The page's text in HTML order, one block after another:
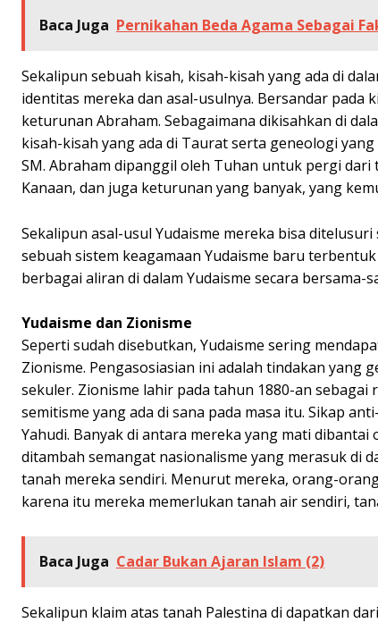
Baca Juga Pernikahan Beda Agama Sebagai
Sekalipun sebuah kisah, kisah-kisah yang ada di
identitas mereka dan asal-usulnya. Bersandar pada
keturunan Abraham. Sebagaimana dikisahkan di
kisah-kisah yang ada di Taurat serta geneologi
SM. Abraham dipanggil oleh Tuhan untuk pergi
Kanaan, dan juga keturunan yang banyak, yang
Sekalipun asal-usul Yudaisme mereka bisa
sebuah sistem keagamaan Yudaisme baru
berbagai aliran di dalam Yudaisme secara bersama-
Yudaisme dan Zionisme
Seperti sudah disebutkan, Yudaisme sering
Zionisme. Pengasosiasian ini adalah tindakan yang
sekuler. Zionisme lahir pada tahun 1880-an
semitisme yang ada di sana pada masa itu. Sikap
Yahudi. Banyak di antara mereka yang mati
ditambah semangat nasionalisme yang merasuk di
tanah mereka sendiri. Menurut mereka, orang-
karena itu mereka memerlukan tanah air sendiri,
Baca Juga Cadar Bukan Ajaran Islam (2)
Sekalipun klaim atas tanah Palestina di dapatkan